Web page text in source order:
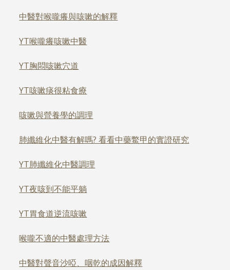
中醫對喉嚨癢與咳嗽的解釋
YT喉嚨癢咳嗽中醫
YT胸悶咳嗽穴道
YT咳嗽痰很粘食療
咳嗽與營養學的調理
肺纖維化中醫有解嗎? 看看中藥鱉甲的實證研究
YT肺纖維化中醫調理
YT夜咳到不能平躺
YT胃食道逆流咳嗽
喉嚨不適的中醫處理方法
中醫對聲音沙啞、咽乾的成因解釋